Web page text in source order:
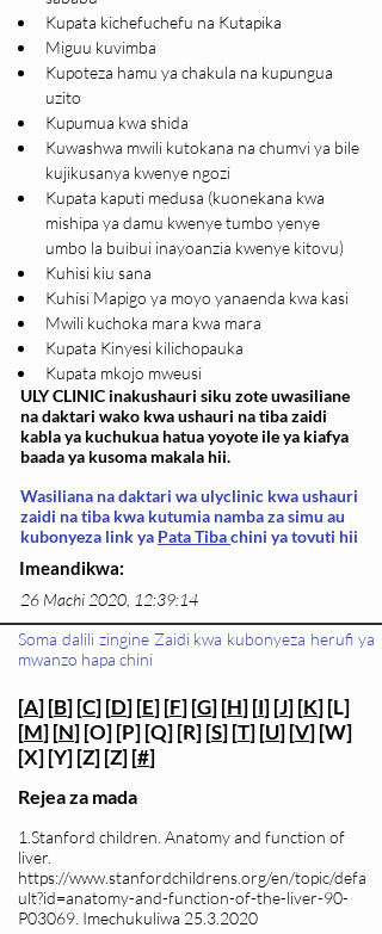
Kupata kichefuchefu na Kutapika
Miguu kuvimba
Kupoteza hamu ya chakula na kupungua
uzito
Kupumua kwa shida
Kuwashwa mwili kutokana na chumvi ya bile
kujikusanya kwenye ngozi
Kupata kaputi medusa (kuonekana kwa
mishipa ya damu kwenye tumbo yenye
umbo la buibui inayoanzia kwenye kitovu)
Kuhisi kiu sana
Kuhisi Mapigo ya moyo yanaenda kwa kasi
Mwili kuchoka mara kwa mara
Kupata Kinyesi kilichopauka
Kupata mkojo mweusi
ULY CLINIC inakushauri siku zote uwasiliane
na daktari wako kwa ushauri na tiba zaidi
kabla ya kuchukua hatua yoyote ile ya kiafya
baada ya kusoma makala hii.
Wasiliana na daktari wa ulyclinic kwa ushauri
zaidi na tiba kwa kutumia namba za simu au
kubonyeza link ya Pata Tibachini ya tovuti hii
Imeandikwa:
26 Machi 2020, 12:39:14
Soma dalili zingine Zaidi kwa kubonyeza herufi ya
mwanzo hapa chini
[A] [B] [C] [D] [E] [F] [G] [H] [I] [J] [K] [L]
[M] [N] [O] [P] [Q] [R] [S] [T] [U] [V] [W]
[X] [Y] [Z] [Z] [#]
Rejea za mada
1.Stanford children. Anatomy and function of
liver.
https://www.stanfordchildrens.org/en/topic/defa
ult?id=anatomy-and-function-of-the-liver-90-
P03069. Imechukuliwa 25.3.2020